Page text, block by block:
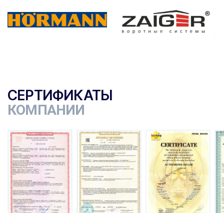
СЕРТИФИКАТЫ
КОМПАНИИ